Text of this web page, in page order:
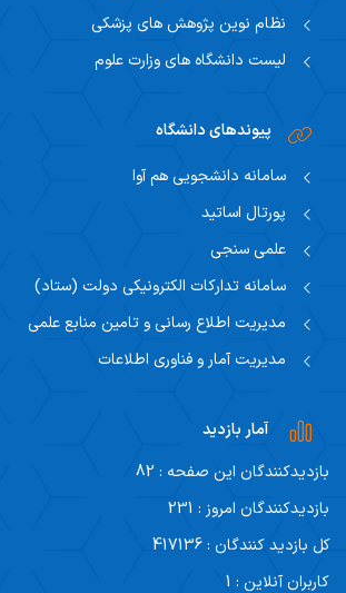
نظام نوین پژوهش های پزشکی
لیست دانشگاه های وزارت علوم
پیوندهای دانشگاه
سامانه دانشجویی هم آوا
پورتال اساتید
علمی سنجی
سامانه تدارکات الکترونیکی دولت (ستاد)
مدیریت اطلاع رسانی و تامین منابع علمی
مدیریت آمار و فناوری اطلاعات
آمار بازدید
بازدیدکنندگان این صفحه : 82
بازدیدکنندگان امروز : 231
کل بازدید کنندگان : 417136
کاربران آنلاین : 1